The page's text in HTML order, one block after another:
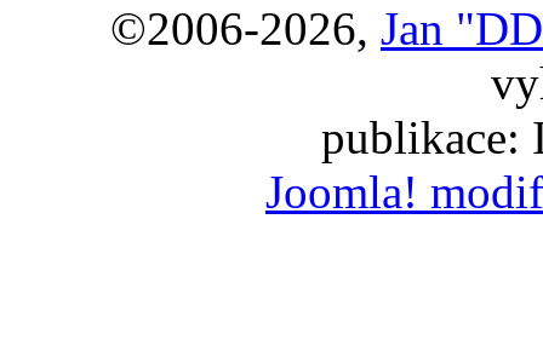
©2006-2026, Jan
publikace:
Joomla!